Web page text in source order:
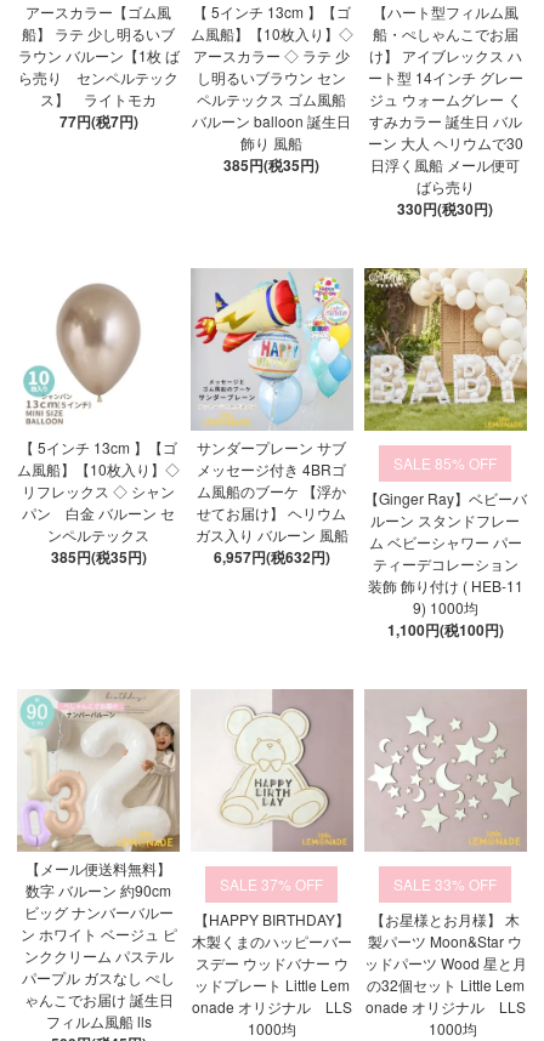
アースカラー【ゴム風
船】 ラテ 少し明るいブ
ラウン バルーン【1枚 ば
ら売り センペルテック
ス】 ライトモカ
77円(税7円)
【 5インチ 13cm 】【ゴ
ム風船】【10枚入り】◇
アースカラー ◇ ラテ 少
し明るいブラウン セン
ペルテックス ゴム風船
バルーン balloon 誕生日
飾り 風船
385円(税35円)
【ハート型フィルム風
船・ぺしゃんこでお届
け】 アイブレックス ハ
ート型 14インチ グレー
ジュ ウォームグレー く
すみカラー 誕生日 バル
ーン 大人 ヘリウムで30
日浮く風船 メール便可
ばら売り
330円(税30円)
【 5インチ 13cm 】【ゴ
ム風船】【10枚入り】◇
リフレックス ◇ シャン
パン 白金 バルーン セ
ンペルテックス
385円(税35円)
サンダープレーン サブ
メッセージ付き 4BRゴ
ム風船のブーケ 【浮か
せてお届け】 ヘリウム
ガス入り バルーン 風船
6,957円(税632円)
85%
【Ginger Ray】ベビーバ
ルーン スタンドフレー
ム ベビーシャワー パー
ティーデコレーション
装飾 飾り付け ( HEB-11
9) 1000均
1,100円(税100円)
【メール便送料無料】
数字 バルーン 約90cm
ビッグ ナンバーバルー
ン ホワイト ベージュ ピ
ンククリーム パステル
パープル ガスなし ぺし
ゃんこでお届け 誕生日
フィルム風船 lls
37%
【HAPPY BIRTHDAY】
木製くまのハッピーバー
スデー ウッドバナー ウ
ッドプレート Little Lem
onade オリジナル LLS
1000均
33%
【お星様とお月様】 木
製パーツ Moon&Star ウ
ッドパーツ Wood 星と月
の32個セット Little Lem
onade オリジナル LLS
1000均